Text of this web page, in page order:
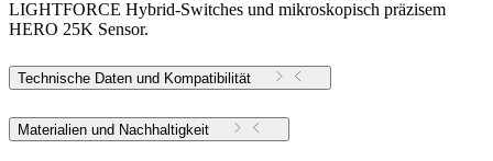
LIGHTFORCE Hybrid-Switches und mikroskopisch präzisem
HERO 25K Sensor.
Technische Daten und Kompatibilität
Materialien und Nachhaltigkeit